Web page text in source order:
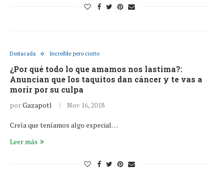
Destacada Increíble pero cierto
¿Por qué todo lo que amamos nos lastima?:
Anuncian que los taquitos dan cáncer y te vas a
morir por su culpa
porGazapotl Nov 16, 2018
Creía que teníamos algo especial…
Leer más